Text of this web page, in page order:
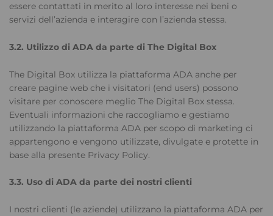
essere contattati in merito al loro interesse nei beni o
servizi dell’azienda e interagire con l’azienda stessa.
3.2. Utilizzo di ADA da parte di The Digital Box
The Digital Box utilizza la piattaforma ADA anche per
creare pagine web che i visitatori (end users) possono
visitare per conoscere meglio The Digital Box stessa.
Eventuali informazioni che raccogliamo e gestiamo
utilizzando la piattaforma ADA per scopo di marketing ci
appartengono e vengono utilizzate, divulgate e protette in
base alla presente Privacy Policy.
3.3. Uso di ADA da parte dei nostri clienti
I nostri clienti (le aziende) utilizzano la piattaforma ADA per